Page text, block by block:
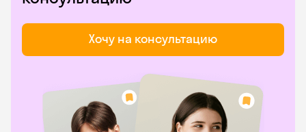
Хочу на консультацию